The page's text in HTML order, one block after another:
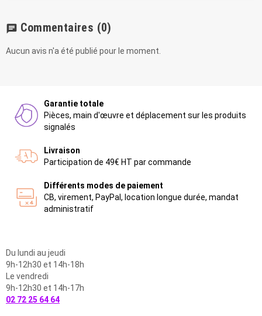
chat Commentaires (0)
Aucun avis n'a été publié pour le moment.
Garantie totale
Pièces, main d'œuvre et déplacement sur les produits
signalés
Livraison
Participation de 49€ HT par commande
Différents modes de paiement
CB, virement, PayPal, location longue durée, mandat
administratif
Du lundi au jeudi
9h-12h30 et 14h-18h
Le vendredi
9h-12h30 et 14h-17h
02 72 25 64 64